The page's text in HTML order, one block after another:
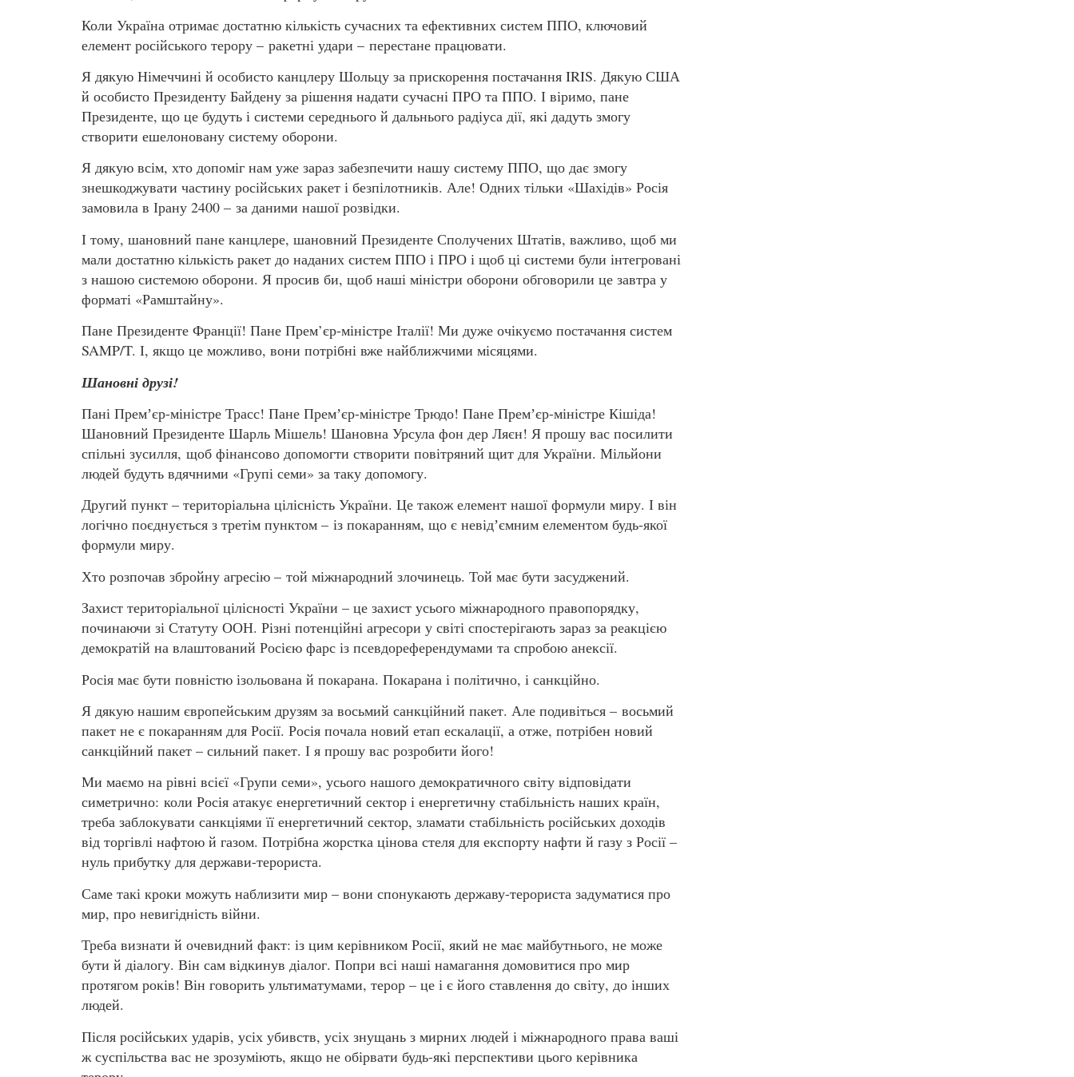
Коли Україна отримає достатню кількість сучасних та ефективних систем ППО, ключовий
елемент російського терору – ракетні удари – перестане працювати.
Я дякую Німеччині й особисто канцлеру Шольцу за прискорення постачання IRIS. Дякую США
й особисто Президенту Байдену за рішення надати сучасні ПРО та ППО. І віримо, пане
Президенте, що це будуть і системи середнього й дальнього радіуса дії, які дадуть змогу
створити ешелоновану систему оборони.
Я дякую всім, хто допоміг нам уже зараз забезпечити нашу систему ППО, що дає змогу
знешкоджувати частину російських ракет і безпілотників. Але! Одних тільки «Шахідів» Росія
замовила в Ірану 2400 – за даними нашої розвідки.
І тому, шановний пане канцлере, шановний Президенте Сполучених Штатів, важливо, щоб ми
мали достатню кількість ракет до наданих систем ППО і ПРО і щоб ці системи були інтегровані
з нашою системою оборони. Я просив би, щоб наші міністри оборони обговорили це завтра у
форматі «Рамштайну».
Пане Президенте Франції! Пане Прем’єр-міністре Італії! Ми дуже очікуємо постачання систем
SAMP/T. І, якщо це можливо, вони потрібні вже найближчими місяцями.
Шановні друзі!
Пані Премʼєр-міністре Трасс! Пане Премʼєр-міністре Трюдо! Пане Премʼєр-міністре Кішіда!
Шановний Президенте Шарль Мішель! Шановна Урсула фон дер Ляєн! Я прошу вас посилити
спільні зусилля, щоб фінансово допомогти створити повітряний щит для України. Мільйони
людей будуть вдячними «Групі семи» за таку допомогу.
Другий пункт – територіальна цілісність України. Це також елемент нашої формули миру. І він
логічно поєднується з третім пунктом – із покаранням, що є невідʼємним елементом будь-якої
формули миру.
Хто розпочав збройну агресію – той міжнародний злочинець. Той має бути засуджений.
Захист територіальної цілісності України – це захист усього міжнародного правопорядку,
починаючи зі Статуту ООН. Різні потенційні агресори у світі спостерігають зараз за реакцією
демократій на влаштований Росією фарс із псевдореферендумами та спробою анексії.
Росія має бути повністю ізольована й покарана. Покарана і політично, і санкційно.
Я дякую нашим європейським друзям за восьмий санкційний пакет. Але подивіться – восьмий
пакет не є покаранням для Росії. Росія почала новий етап ескалації, а отже, потрібен новий
санкційний пакет – сильний пакет. І я прошу вас розробити його!
Ми маємо на рівні всієї «Групи семи», усього нашого демократичного світу відповідати
симетрично: коли Росія атакує енергетичний сектор і енергетичну стабільність наших країн,
треба заблокувати санкціями її енергетичний сектор, зламати стабільність російських доходів
від торгівлі нафтою й газом. Потрібна жорстка цінова стеля для експорту нафти й газу з Росії –
нуль прибутку для держави-терориста.
Саме такі кроки можуть наблизити мир – вони спонукають державу-терориста задуматися про
мир, про невигідність війни.
Треба визнати й очевидний факт: із цим керівником Росії, який не має майбутнього, не може
бути й діалогу. Він сам відкинув діалог. Попри всі наші намагання домовитися про мир
протягом років! Він говорить ультиматумами, терор – це і є його ставлення до світу, до інших
людей.
Після російських ударів, усіх убивств, усіх знущань з мирних людей і міжнародного права ваші
ж суспільства вас не зрозуміють, якщо не обірвати будь-які перспективи цього керівника